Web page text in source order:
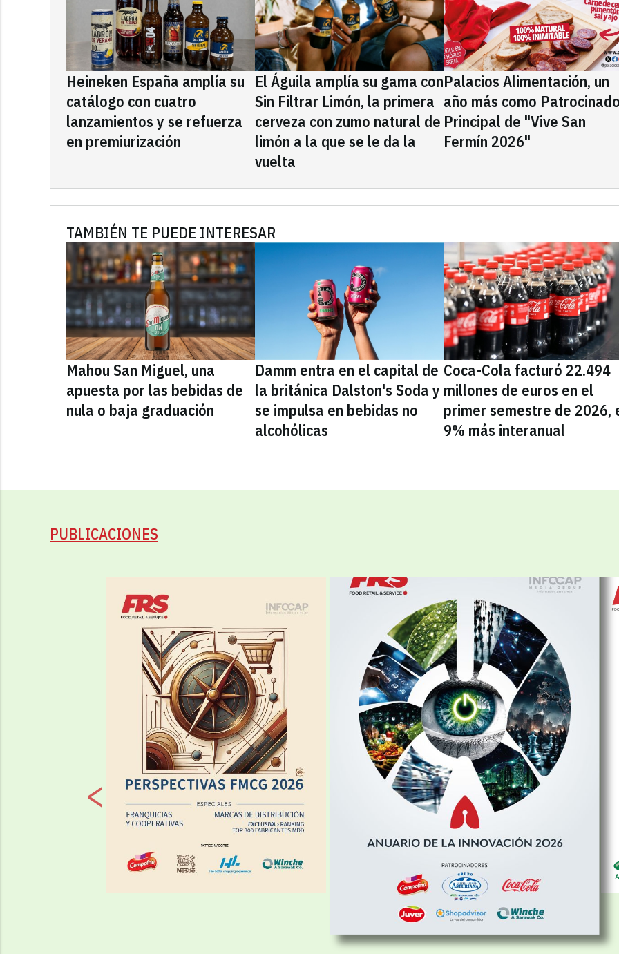
Heineken España amplía su
catálogo con cuatro
lanzamientos y se refuerza
en premiurización
El Águila amplía su gama con
Sin Filtrar Limón, la primera
cerveza con zumo natural de
limón a la que se le da la
vuelta
Palacios Alimentación, un
año más como
Principal de "Vive San
Fermín 2026"
TAMBIÉN TE PUEDE INTERESAR
Mahou San Miguel, una
apuesta por las bebidas de
nula o baja graduación
Damm entra en el capital de
la británica Dalston's Soda y
se impulsa en bebidas no
alcohólicas
Coca-Cola facturó 22.494
millones de euros en el
primer semestre de 2026,
9% más interanual
PUBLICACIONES